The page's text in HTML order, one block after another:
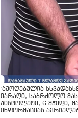
"ამოღებულია
იარაღი, საბრძოლო
პისტოლეტი, 6 მჭიდი,
ინფორმაციას